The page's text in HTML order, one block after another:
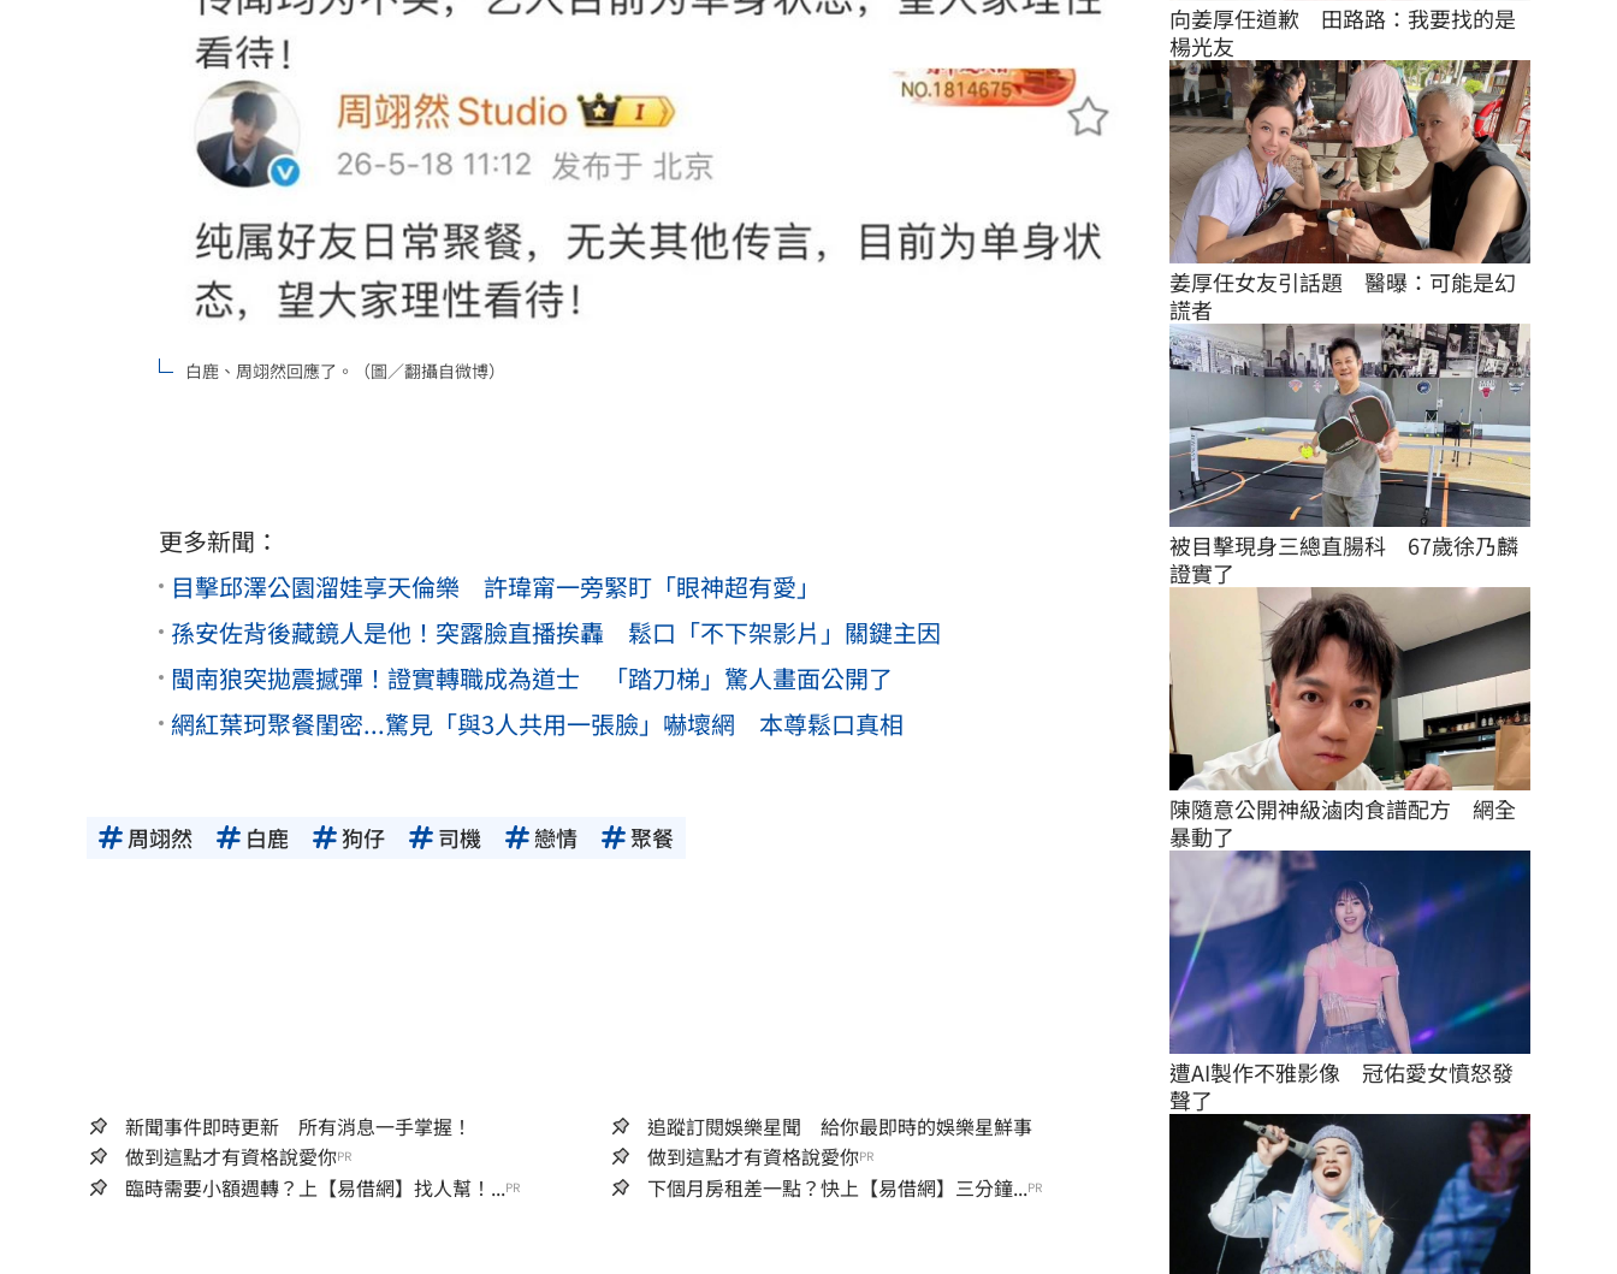
白鹿、周翊然回應了。（圖／翻攝自微博）
更多新聞：
目擊邱澤公園溜娃享天倫樂 許瑋甯一旁緊盯「眼神超有愛」
孫安佐背後藏鏡人是他！突露臉直播挨轟 鬆口「不下架影片」關鍵主因
閩南狼突拋震撼彈！證實轉職成為道士 「踏刀梯」驚人畫面公開了
網紅葉珂聚餐閨密...驚見「與3人共用一張臉」嚇壞網 本尊鬆口真相
周翊然 白鹿 狗仔 司機 戀情 聚餐
新聞事件即時更新 所有消息一手掌握！
追蹤訂閱娛樂星聞 給你最即時的娛樂星鮮事
做到這點才有資格說愛你PR 做到這點才有資格說愛你PR
臨時需要小額週轉？上【易借網】找人幫！...PR 下個月房租差一點？快上【易借網】三分鐘...PR
向姜厚任道歉　田路路：我要找的是
楊光友
姜厚任女友引話題　醫曝：可能是幻
謊者
被目擊現身三總直腸科　67歲徐乃麟
證實了
陳隨意公開神級滷肉食譜配方　網全
暴動了
遭AI製作不雅影像　冠佑愛女憤怒發
聲了